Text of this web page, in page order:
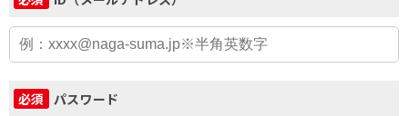
必須 パスワード